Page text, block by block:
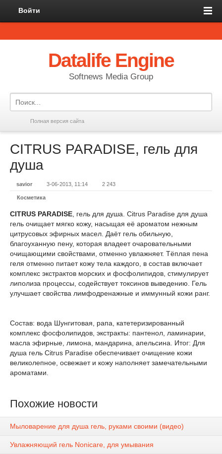
Войти
Datalife Engine
Softnews Media Group
Полная версия сайта
CITRUS PARADISE, гель для
душа
savior 3-06-2013, 11:14 2 243
Косметика
CITRUS PARADISE , гель для душа. Citrus Paradise для душа
гель очищает мягко кожу, насыщая её ароматом нежным
цитрусовых эфирных масел. Даёт гель обильную,
благоуханную пену, которая владеет очаровательными
очищающими свойствами, отменно увлажняет. Тёплая пена
геля отменно питает кожу тела каждого, в состав включает
комплекс экстрактов морских и фосфолипидов, стимулирует
липолиза процессы, содействует токсинов выведению. Гель
улучшает свойства лимфодренажные и иммунный кожи ранг.
Состав: вода Шунгитовая, рапа, катетеризированный
комплекс фосфолипидов, экстракты: пантенол, ламинарии,
масла эфирные, лимона, мандарина, апельсина. Итог: Для
душа гель Citrus Paradise обеспечивает очищение кожи
великолепное, освежает и кожу наполняет замечательными
ароматами.
Похожие новости
Мыловарение для душа гель, руками своими (видео)
Увлажняющий гель Nonicare, для умывания